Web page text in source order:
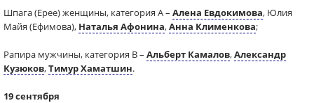
Шпага (Epee) женщины, категория А – Алена Евдокимова, Юлия
Майя (Ефимова), Наталья Афонина,Анна Клименкова;
Рапира мужчины, категория В – Альберт Камалов,Александр
Кузюков,Тимур Хаматшин.
19 сентября